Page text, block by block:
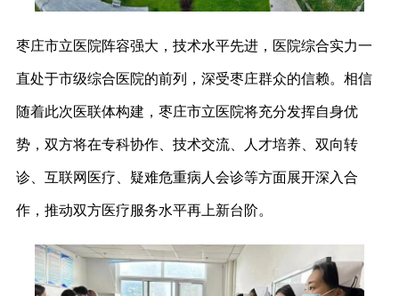
枣庄市立医院阵容强大，技术水平先进，医院综合实力一
直处于市级综合医院的前列，深受枣庄群众的信赖。相信
随着此次医联体构建，枣庄市立医院将充分发挥自身优
势，双方将在专科协作、技术交流、人才培养、双向转
诊、互联网医疗、疑难危重病人会诊等方面展开深入合
作，推动双方医疗服务水平再上新台阶。